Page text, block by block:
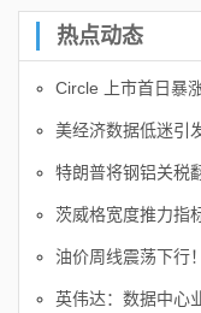
热点动态
Circle 上市首日暴
美经济数据低迷引
特朗普将钢铝关税
茨威格宽度推力指
油价周线震荡下行
英伟达：数据中心